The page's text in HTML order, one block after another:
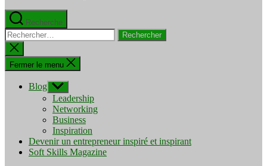
Recherche
Rechercher :
Fermer
la
recherche
Fermer le menu
Blog Afficher
le
sous-
menu
Leadership
Networking
Business
Inspiration
Devenir un entrepreneur inspiré et inspirant
Soft Skills Magazine